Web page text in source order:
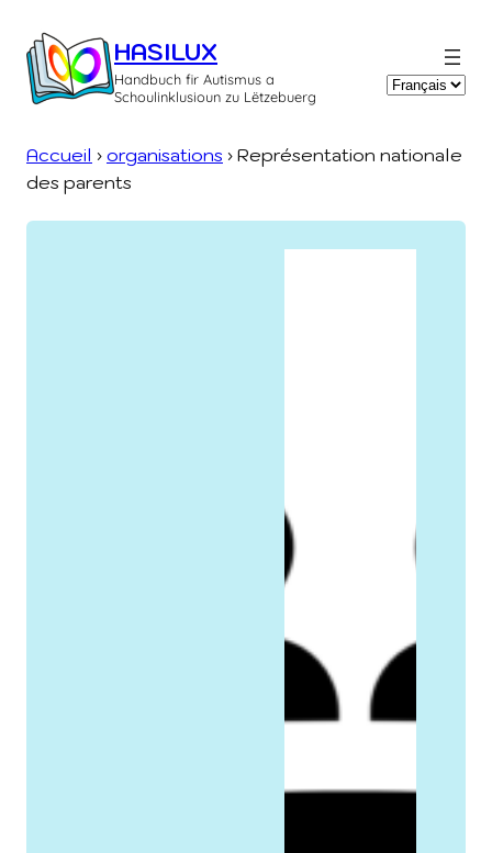
au
contenu
HASILUX
Handbuch fir Autismus a
Schoulinklusioun zu Lëtzebuerg
Choisir
Accueil ›organisations ›Représentation nationale
des parents